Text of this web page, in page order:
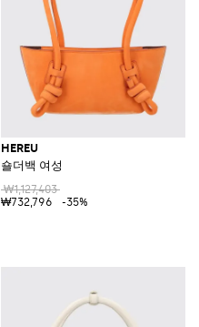
HEREU
숄더백 여성
₩1,127,403
₩732,796
-35%